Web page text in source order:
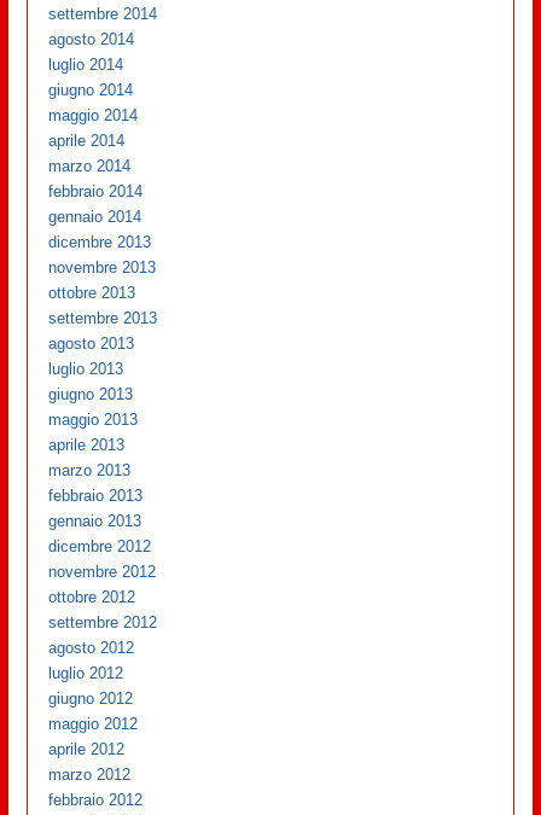
settembre 2014
agosto 2014
luglio 2014
giugno 2014
maggio 2014
aprile 2014
marzo 2014
febbraio 2014
gennaio 2014
dicembre 2013
novembre 2013
ottobre 2013
settembre 2013
agosto 2013
luglio 2013
giugno 2013
maggio 2013
aprile 2013
marzo 2013
febbraio 2013
gennaio 2013
dicembre 2012
novembre 2012
ottobre 2012
settembre 2012
agosto 2012
luglio 2012
giugno 2012
maggio 2012
aprile 2012
marzo 2012
febbraio 2012